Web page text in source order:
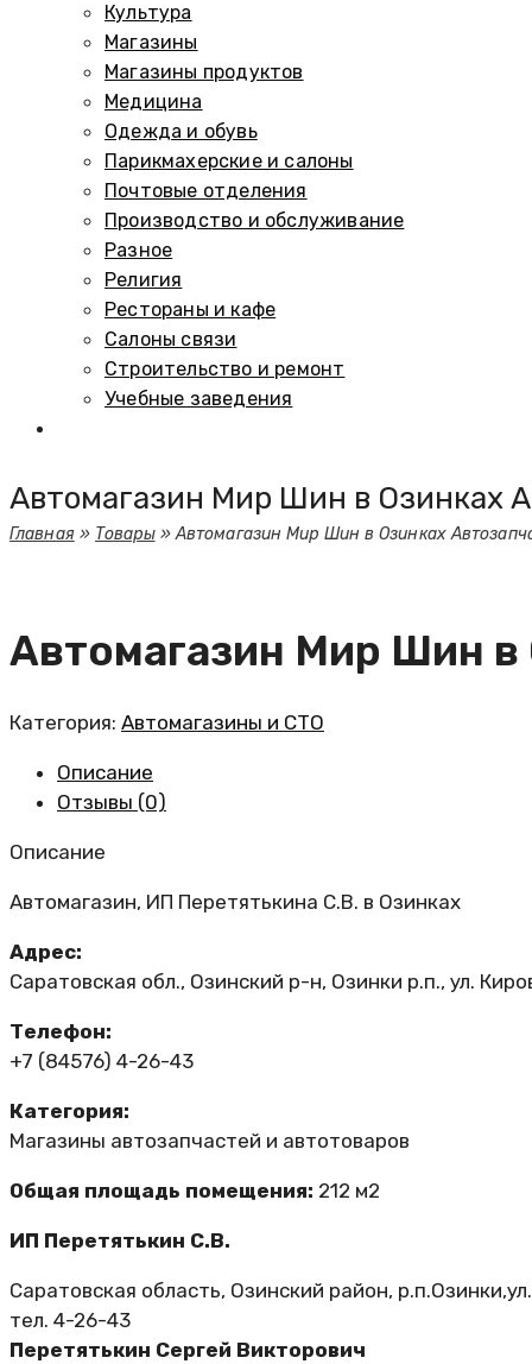
Культура
Магазины
Магазины продуктов
Медицина
Одежда и обувь
Парикмахерские и салоны
Почтовые отделения
Производство и обслуживание
Разное
Религия
Рестораны и кафе
Салоны связи
Строительство и ремонт
Учебные заведения
Автомагазин Мир Шин в Озинках
Главная» Товары»Автомагазин Мир Шин в Озинках
Автомагазин Мир Шин в
Категория: Автомагазины и СТО
Описание
Отзывы (0)
Описание
Автомагазин, ИП Перетятькина С.В. в Озинках
Адрес:
Саратовская обл., Озинский р-н, Озинки р.п., ул.
Телефон:
+7 (84576) 4-26-43
Категория:
Магазины автозапчастей и автотоваров
Общая площадь помещения: 212 м2
ИП Перетятькин С.В.
Саратовская область, Озинский район,
тел. 4-26-43
Перетятькин Сергей Викторович